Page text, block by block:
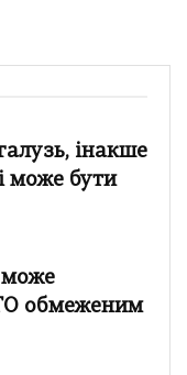
інакше
може бути
обмеженим